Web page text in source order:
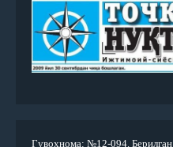
Гувоҳнома: №12-094.